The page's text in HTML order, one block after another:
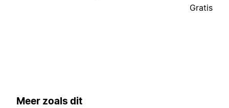
Gratis
Meer zoals dit